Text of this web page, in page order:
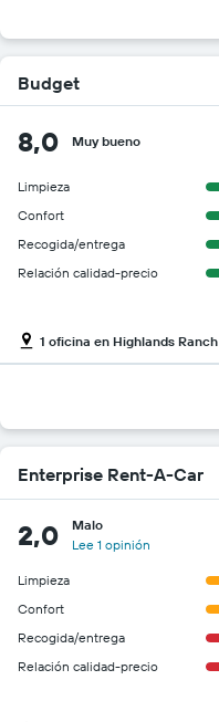
Budget
8,0 Muy bueno
Limpieza
Confort
Recogida/entrega
Relación calidad-precio
1 oficina en Highlands Ranch
Enterprise Rent-A-Car
2,0
Malo
Lee 1 opinión
Limpieza
Confort
Recogida/entrega
Relación calidad-precio